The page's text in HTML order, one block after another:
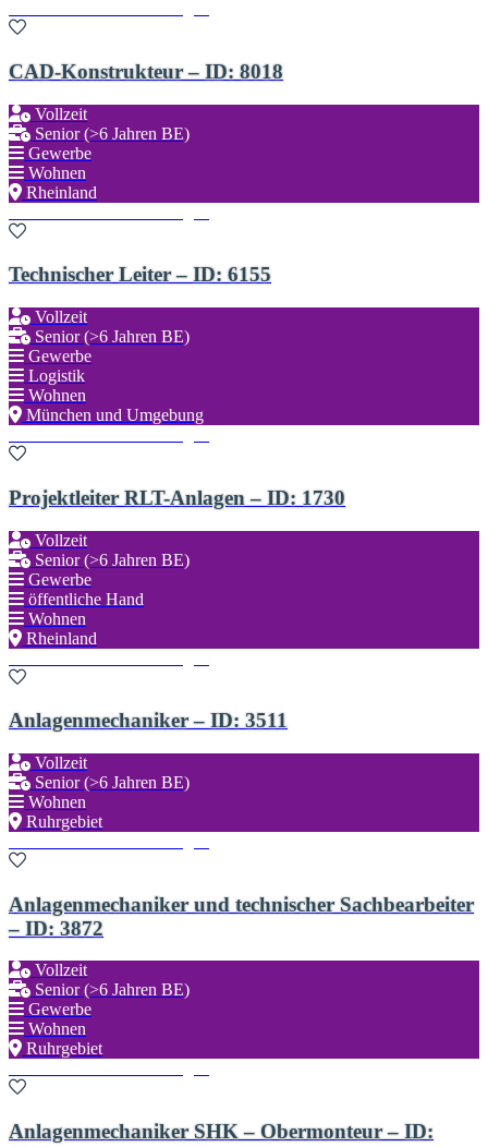
CAD-Konstrukteur – ID: 8018
Vollzeit
Senior (>6 Jahren BE)
Gewerbe
Wohnen
Rheinland
Technischer Leiter – ID: 6155
Vollzeit
Senior (>6 Jahren BE)
Gewerbe
Logistik
Wohnen
München und Umgebung
Projektleiter RLT-Anlagen – ID: 1730
Vollzeit
Senior (>6 Jahren BE)
Gewerbe
öffentliche Hand
Wohnen
Rheinland
Anlagenmechaniker – ID: 3511
Vollzeit
Senior (>6 Jahren BE)
Wohnen
Ruhrgebiet
Anlagenmechaniker und technischer Sachbearbeiter
– ID: 3872
Vollzeit
Senior (>6 Jahren BE)
Gewerbe
Wohnen
Ruhrgebiet
Anlagenmechaniker SHK – Obermonteur – ID: